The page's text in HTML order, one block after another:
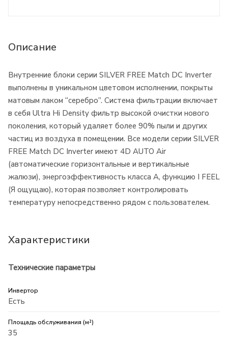
Описание
Внутренние блоки серии SILVER FREE Match DC Inverter
выполнены в уникальном цветовом исполнении, покрыты
матовым лаком “серебро”. Система фильтрации включает
в себя Ultra Hi Density фильтр высокой очистки нового
поколения, который удаляет более 90% пыли и других
частиц из воздуха в помещении. Все модели серии SILVER
FREE Match DC Inverter имеют 4D AUTO Air
(автоматические горизонтальные и вертикальные
жалюзи), энергоэффективность класса А, функцию I FEEL
(Я ощущаю), которая позволяет контролировать
температуру непосредственно рядом с пользователем.
Характеристики
Технические параметры
Инвертор
Есть
Площадь обслуживания (м²)
35